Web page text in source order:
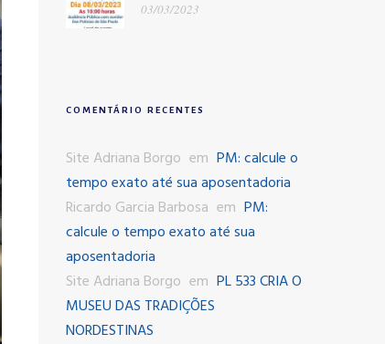
03/03/2023
COMENTÁRIO RECENTES
Site Adriana Borgo em PM: calcule o
tempo exato até sua aposentadoria
Ricardo Garcia Barbosa em PM:
calcule o tempo exato até sua
aposentadoria
Site Adriana Borgo em PL 533 CRIA O
MUSEU DAS TRADIÇÕES
NORDESTINAS